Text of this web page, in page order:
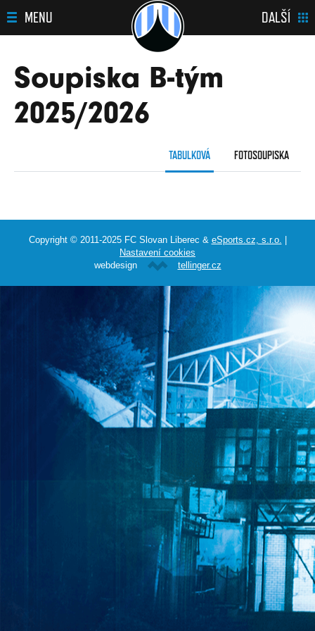
MENU DALŠÍ
Soupiska B-tým
2025/2026
TABULKOVÁ FOTOSOUPISKA
Copyright © 2011-2025 FC Slovan Liberec & eSports.cz, s.r.o.
Nastavení cookies
webdesign
tellinger.cz